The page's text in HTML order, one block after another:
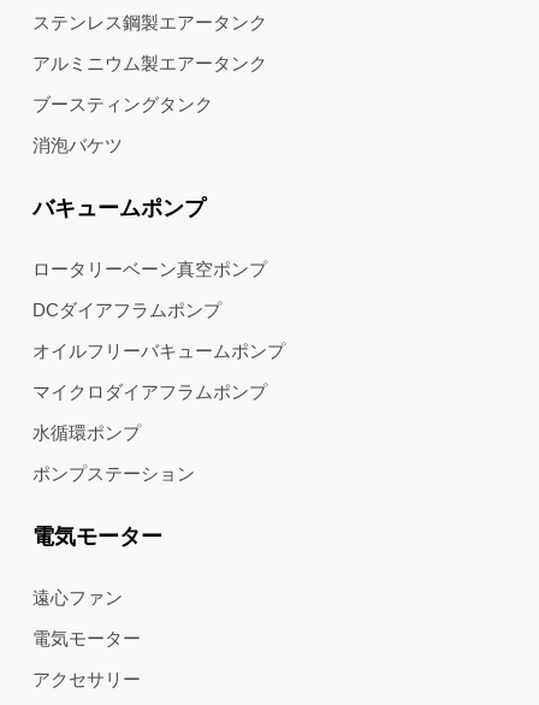
ステンレス鋼製エアータンク
アルミニウム製エアータンク
ブースティングタンク
消泡バケツ
バキュームポンプ
ロータリーベーン真空ポンプ
DCダイアフラムポンプ
オイルフリーバキュームポンプ
マイクロダイアフラムポンプ
水循環ポンプ
ポンプステーション
電気モーター
遠心ファン
電気モーター
アクセサリー